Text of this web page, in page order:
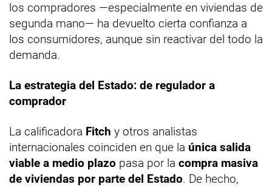
los compradores —especialmente en viviendas de
segunda mano— ha devuelto cierta confianza a
los consumidores, aunque sin reactivar del todo la
demanda.
La estrategia del Estado: de regulador a
comprador
La calificadora Fitch y otros analistas
internacionales coinciden en que la única salida
viable a medio plazo pasa por la compra masiva
de viviendas por parte del Estado. De hecho,